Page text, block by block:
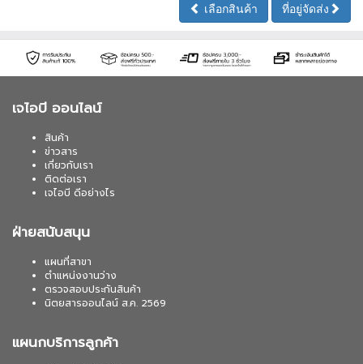
เลือกสินค้า ที่อยู่จัดส่ง
เจไอบี ออนไลน์
สินค้า
ข่าวสาร
เกี่ยวกับเรา
ติดต่อเรา
เจไอบี ดีอย่างไร
ฝ่ายสนับสนุน
แผนที่สาขา
ตำแหน่งงานว่าง
ตรวจสอบประกันสินค้า
นิตยสารออนไลน์ ส.ค. 2569
แผนกบริการลูกค้า